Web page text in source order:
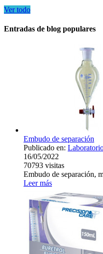
Ver todo
Entradas de blog populares
Embudo de separación
Publicado en:
16/05/2022
70793 visitas
Embudo de separación,
Leer más